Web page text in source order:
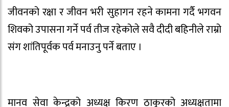
जीवनको रक्षा र जीवन भरी सुहागन रहने कामना गर्दै भगवन
शिवको उपासना गर्ने पर्व तीज रहेकोले सवै दीदी बहिनीले राम्रो
संग शांतिपूर्वक पर्व मनाउनु पर्ने बताए ।
मानव सेवा केन्द्रको अध्यक्ष किरण ठाकुरको अध्यक्षतामा